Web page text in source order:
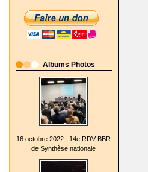
Albums Photos
16 octobre 2022 : 14e RDV BBR
de Synthèse nationale